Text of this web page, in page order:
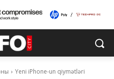
Yeni iPhone-un qiymətləri